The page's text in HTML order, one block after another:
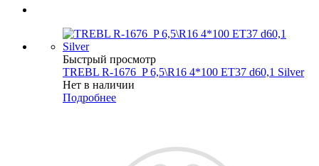
Быстрый просмотр
TREBL R-1676_P 6,5\R16 4*100 ET37 d60,1 Silver
Нет в наличии
Подробнее